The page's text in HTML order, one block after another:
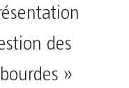
des
»